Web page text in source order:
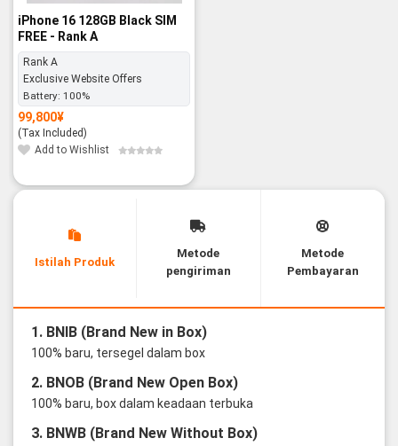
iPhone 16 128GB Black SIM
FREE - Rank A
Rank A
Exclusive Website Offers
Battery: 100%
99,800¥
(Tax Included)
Add to Wishlist
Istilah Produk
Metode
pengiriman
Metode
Pembayaran
1. BNIB (Brand New in Box)
100% baru, tersegel dalam box
2. BNOB (Brand New Open Box)
100% baru, box dalam keadaan terbuka
3. BNWB (Brand New Without Box)